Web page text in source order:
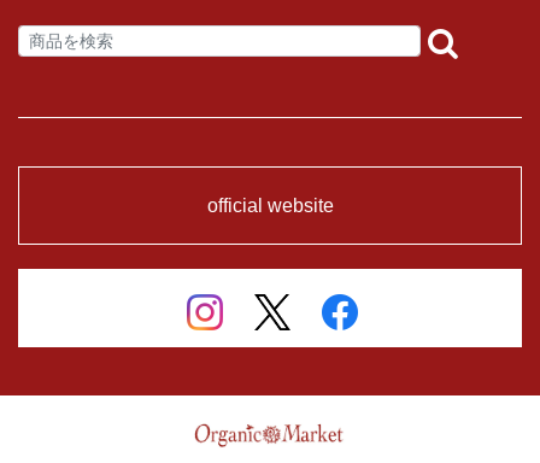
official website